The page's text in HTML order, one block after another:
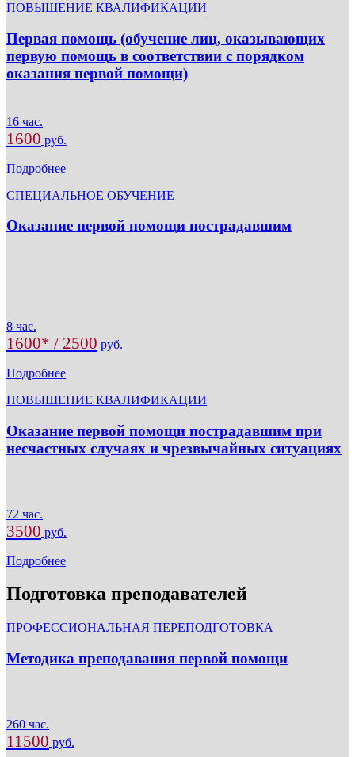
ПОВЫШЕНИЕ КВАЛИФИКАЦИИ
Первая помощь (обучение лиц, оказывающих
первую помощь в соответствии с порядком
оказания первой помощи)
16 час.
1600 руб.
Подробнее
СПЕЦИАЛЬНОЕ ОБУЧЕНИЕ
Оказание первой помощи пострадавшим
8 час.
1600* / 2500 руб.
Подробнее
ПОВЫШЕНИЕ КВАЛИФИКАЦИИ
Оказание первой помощи пострадавшим при
несчастных случаях и чрезвычайных ситуациях
72 час.
3500 руб.
Подробнее
Подготовка преподавателей
ПРОФЕССИОНАЛЬНАЯ ПЕРЕПОДГОТОВКА
Методика преподавания первой помощи
260 час.
11500 руб.